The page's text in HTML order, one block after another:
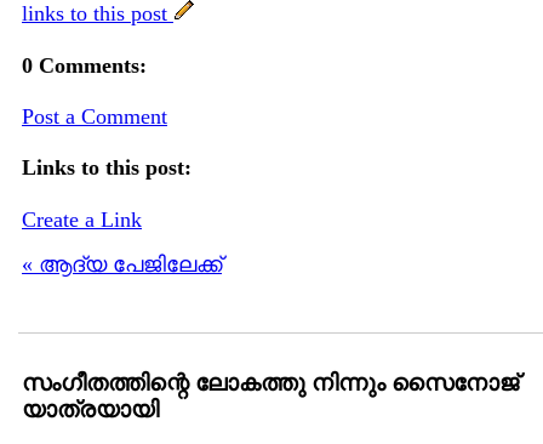
links to this post
0 Comments:
Post a Comment
Links to this post:
Create a Link
« ആദ്യ പേജിലേക്ക്
സംഗീതത്തിന്റെ ലോകത്തു നിന്നും സൈനോജ്
യാത്രയായി